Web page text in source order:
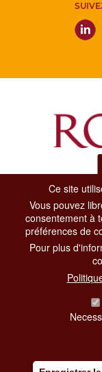
Via di San
00187 Roma
Ce site
Vous pouvez
consentement à
préférences de
Pour plus